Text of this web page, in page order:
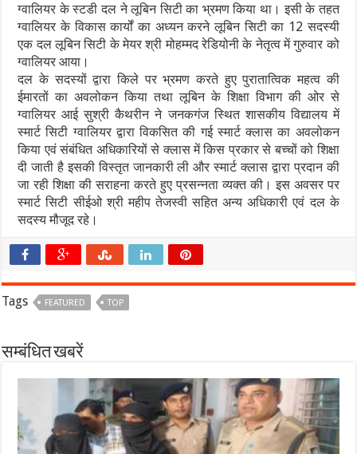
ग्वालियर के स्टडी दल ने लूबिन सिटी का भ्रमण किया था। इसी के तहत
ग्वालियर के विकास कार्यों का अध्यन करने लूबिन सिटी का 12 सदस्यी
एक दल लूबिन सिटी के मेयर श्री मोहम्मद रेडियोनी के नेतृत्व में गुरुवार को
ग्वालियर आया।
दल के सदस्यों द्वारा किले पर भ्रमण करते हुए पुरातात्विक महत्व की
ईमारतों का अवलोकन किया तथा लूबिन के शिक्षा विभाग की ओर से
ग्वालियर आई सुश्री कैथरीन ने जनकगंज स्थित शासकीय विद्यालय में
स्मार्ट सिटी ग्वालियर द्वारा विकसित की गई स्मार्ट क्लास का अवलोकन
किया एवं संबंधित अधिकारियों से क्लास में किस प्रकार से बच्चों को शिक्षा
दी जाती है इसकी विस्तृत जानकारी ली और स्मार्ट क्लास द्वारा प्रदान की
जा रही शिक्षा की सराहना करते हुए प्रसन्नता व्यक्त की। इस अवसर पर
स्मार्ट सिटी सीईओ श्री महीप तेजस्वी सहित अन्य अधिकारी एवं दल के
सदस्य मौजूद रहे।
Tags FEATURED TOP
सम्बंधित खबरें